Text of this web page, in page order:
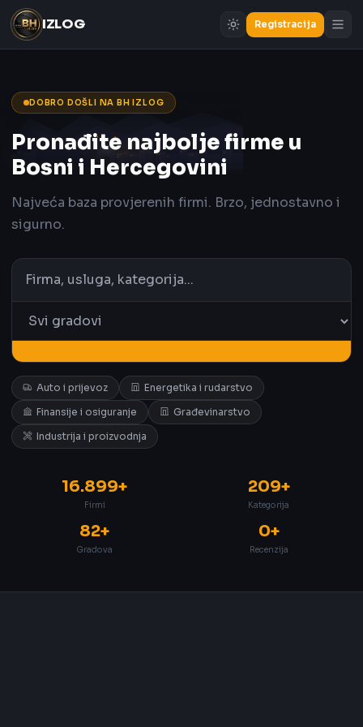
IZLOG Registracija
DOBRO DOŠLI NA BH IZLOG
Pronađite najbolje firme u
Bosni i Hercegovini
Najveća baza provjerenih firmi. Brzo, jednostavno i
sigurno.
Auto i prijevoz
Energetika i rudarstvo
Finansije i osiguranje
Građevinarstvo
Industrija i proizvodnja
16.899+
Firmi
209+
Kategorija
82+
Gradova
0+
Recenzija